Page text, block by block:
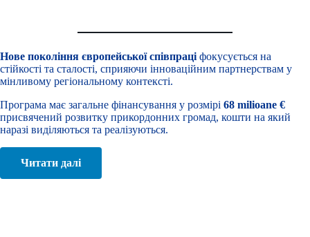
Нове покоління європейської співпраціфокусується на
стійкості та сталості, сприяючи інноваційним партнерствам у
мінливому регіональному контексті.
Програма має загальне фінансування у розмірі 68 milioane €
присвячений розвитку прикордонних громад, кошти на який
наразі виділяються та реалізуються.
Читати далі